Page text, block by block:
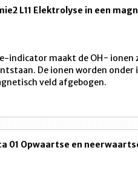
L11 Elektrolyse in een
indicator maakt de OH− ionen
De ionen worden onder
veld afgebogen.
01 Opwaartse en